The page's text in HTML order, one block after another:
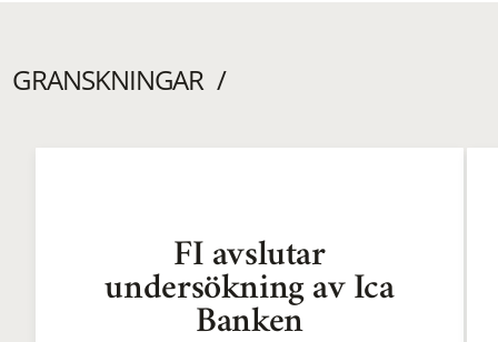
GRANSKNINGAR
FI avslutar
undersökning av Ica
Banken